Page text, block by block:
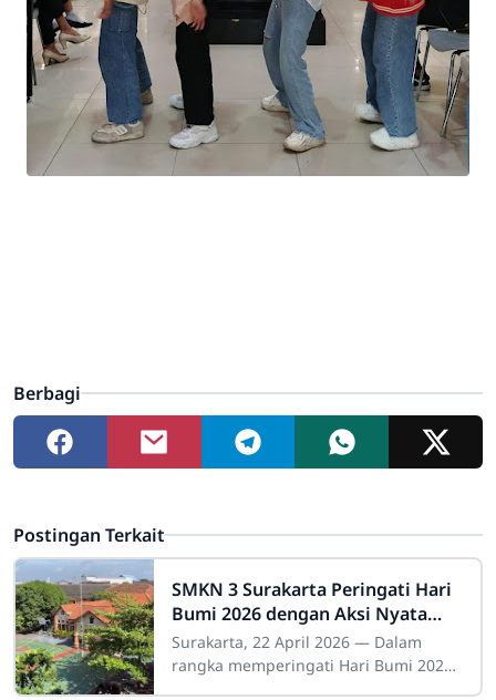
Berbagi
Postingan Terkait
SMKN 3 Surakarta Peringati Hari
Bumi 2026 dengan Aksi Nyata
Peduli Lingkungan
Surakarta, 22 April 2026 — Dalam
rangka memperingati Hari Bumi 2026,